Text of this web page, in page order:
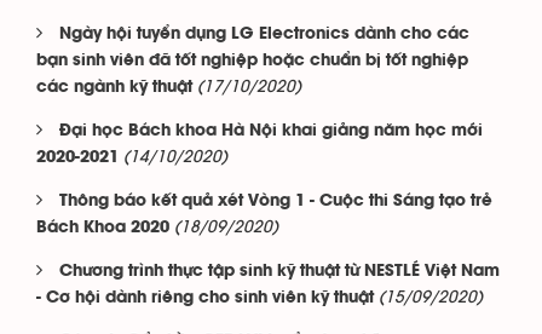
Ngày hội tuyển dụng LG Electronics dành cho các
bạn sinh viên đã tốt nghiệp hoặc chuẩn bị tốt nghiệp
các ngành kỹ thuật (17/10/2020)
Đại học Bách khoa Hà Nội khai giảng năm học mới
2020-2021
(14/10/2020)
Thông báo kết quả xét Vòng 1 - Cuộc thi Sáng tạo trẻ
Bách Khoa 2020 (18/09/2020)
Chương trình thực tập sinh kỹ thuật từ NESTLÉ Việt Nam
- Cơ hội dành riêng cho sinh viên kỹ thuật (15/09/2020)